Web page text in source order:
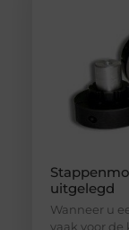
uitgelegd
Wanneer u
vaak voor de